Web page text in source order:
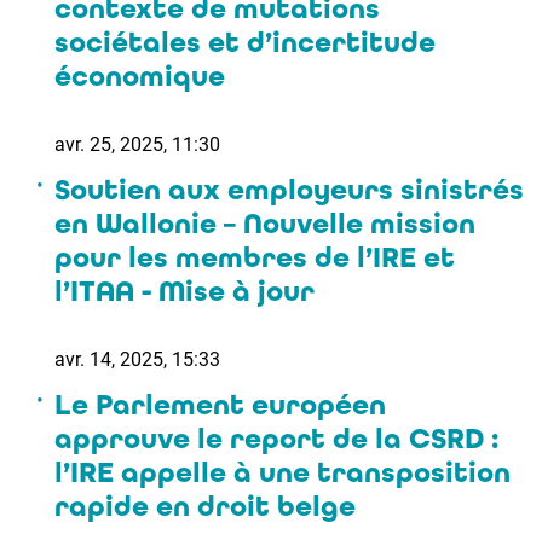
contexte de mutations
sociétales et d’incertitude
économique
avr. 25, 2025, 11:30
Soutien aux employeurs sinistrés
en Wallonie – Nouvelle mission
pour les membres de l’IRE et
l’ITAA - Mise à jour
avr. 14, 2025, 15:33
Le Parlement européen
approuve le report de la CSRD :
l’IRE appelle à une transposition
rapide en droit belge